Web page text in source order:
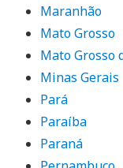
Maranhão
Mato Grosso
Mato Grosso
Minas Gerais
Pará
Paraíba
Paraná